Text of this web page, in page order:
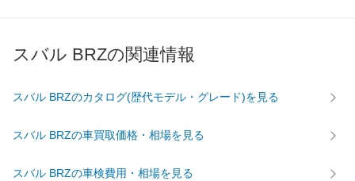
スバル BRZの関連情報
スバル BRZのカタログ(歴代モデル・グレード)を見る
スバル BRZの車買取価格・相場を見る
スバル BRZの車検費用・相場を見る